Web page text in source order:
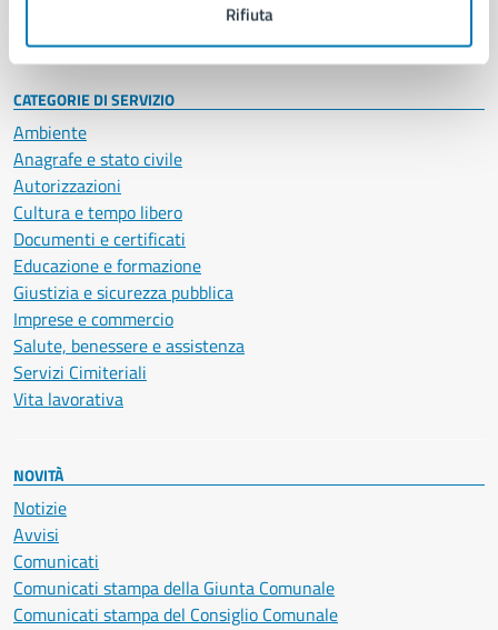
Rifiuta
Intranet, posta aziendale e protocollo
CATEGORIE DI SERVIZIO
Ambiente
Anagrafe e stato civile
Autorizzazioni
Cultura e tempo libero
Documenti e certificati
Educazione e formazione
Giustizia e sicurezza pubblica
Imprese e commercio
Salute, benessere e assistenza
Servizi Cimiteriali
Vita lavorativa
NOVITÀ
Notizie
Avvisi
Comunicati
Comunicati stampa della Giunta Comunale
Comunicati stampa del Consiglio Comunale